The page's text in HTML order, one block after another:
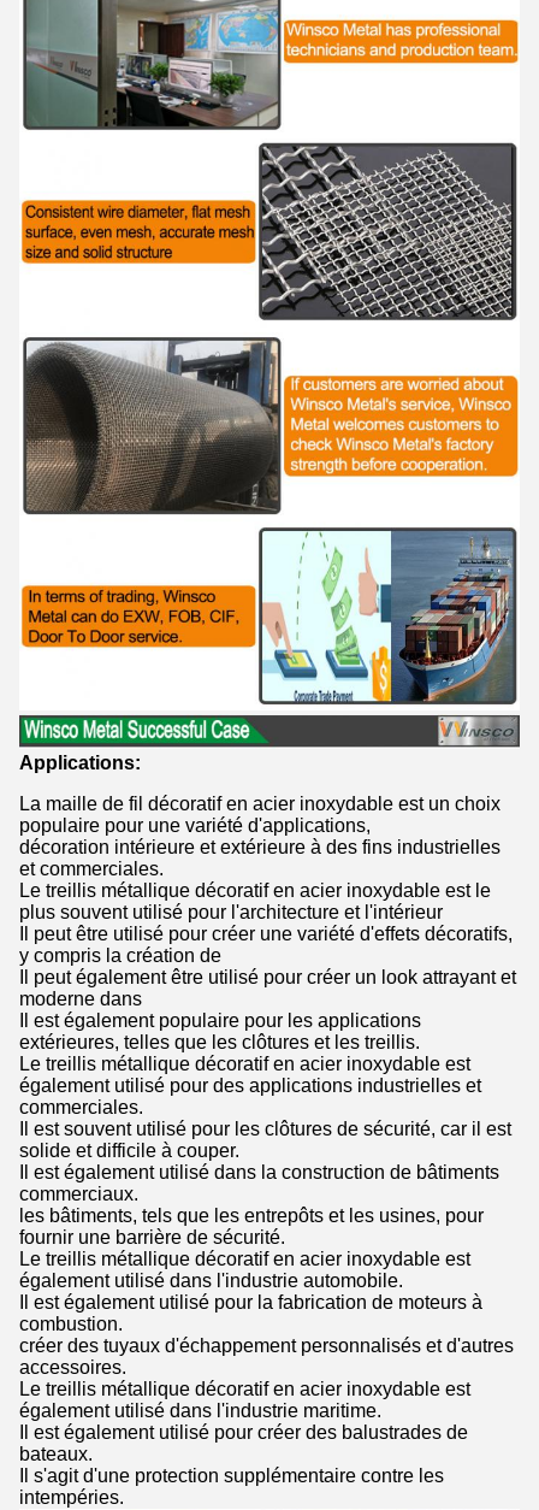
Applications:
La maille de fil décoratif en acier inoxydable est un choix
populaire pour une variété d'applications,
décoration intérieure et extérieure à des fins industrielles
et commerciales.
Le treillis métallique décoratif en acier inoxydable est le
plus souvent utilisé pour l'architecture et l'intérieur
Il peut être utilisé pour créer une variété d'effets décoratifs,
y compris la création de
Il peut également être utilisé pour créer un look attrayant et
moderne dans
Il est également populaire pour les applications
extérieures, telles que les clôtures et les treillis.
Le treillis métallique décoratif en acier inoxydable est
également utilisé pour des applications industrielles et
commerciales.
Il est souvent utilisé pour les clôtures de sécurité, car il est
solide et difficile à couper.
Il est également utilisé dans la construction de bâtiments
commerciaux.
les bâtiments, tels que les entrepôts et les usines, pour
fournir une barrière de sécurité.
Le treillis métallique décoratif en acier inoxydable est
également utilisé dans l'industrie automobile.
Il est également utilisé pour la fabrication de moteurs à
combustion.
créer des tuyaux d'échappement personnalisés et d'autres
accessoires.
Le treillis métallique décoratif en acier inoxydable est
également utilisé dans l'industrie maritime.
Il est également utilisé pour créer des balustrades de
bateaux.
Il s'agit d'une protection supplémentaire contre les
intempéries.